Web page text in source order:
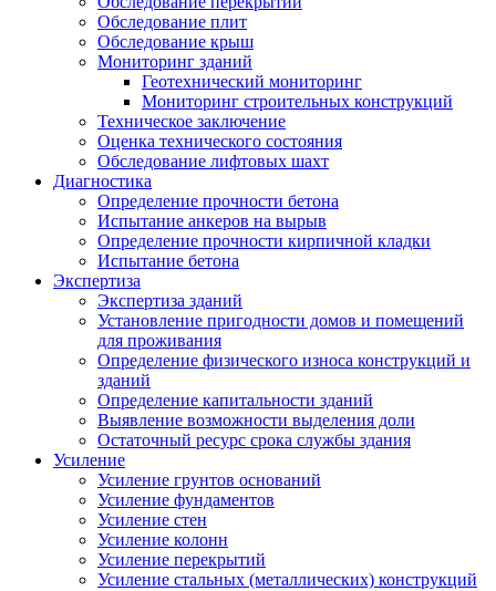
Обследование плит
Обследование крыш
Мониторинг зданий
Геотехнический мониторинг
Мониторинг строительных конструкций
Техническое заключение
Оценка технического состояния
Обследование лифтовых шахт
Диагностика
Определение прочности бетона
Испытание анкеров на вырыв
Определение прочности кирпичной кладки
Испытание бетона
Экспертиза
Экспертиза зданий
Установление пригодности домов и помещений
для проживания
Определение физического износа конструкций и
зданий
Определение капитальности зданий
Выявление возможности выделения доли
Остаточный ресурс срока службы здания
Усиление
Усиление грунтов оснований
Усиление фундаментов
Усиление стен
Усиление колонн
Усиление перекрытий
Усиление стальных (металлических) конструкций